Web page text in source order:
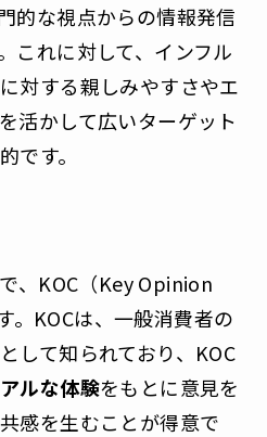
的な視点からの情報発信
これに対して、インフル
対する親しみやすさやエ
活かして広いターゲット
です。
、KOC（Key Opinion
。KOCは、一般消費者の
して知られており、KOC
ルな体験をもとに意見を
感を生むことが得意で